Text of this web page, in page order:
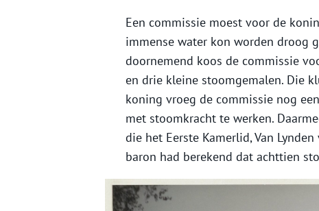
Een commissie moest voor de
immense water kon worden droog
doornemend koos de commissie
en drie kleine stoomgemalen. Die
koning vroeg de commissie nog
met stoomkracht te werken.
die het Eerste Kamerlid, Van
baron had berekend dat achttien